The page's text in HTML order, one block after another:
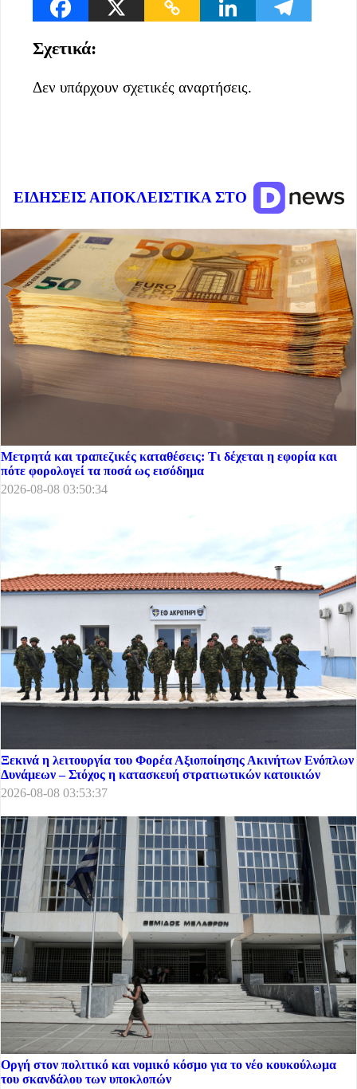
Σχετικά:
Δεν υπάρχουν σχετικές αναρτήσεις.
ΕΙΔΗΣΕΙΣ ΑΠΟΚΛΕΙΣΤΙΚΑ ΣΤΟ
Μετρητά και τραπεζικές καταθέσεις: Τι δέχεται η εφορία και
πότε φορολογεί τα ποσά ως εισόδημα
2026-08-08 03:50:34
Ξεκινά η λειτουργία του Φορέα Αξιοποίησης Ακινήτων Ενόπλων
Δυνάμεων – Στόχος η κατασκευή στρατιωτικών κατοικιών
2026-08-08 03:53:37
Οργή στον πολιτικό και νομικό κόσμο για το νέο κουκούλωμα
του σκανδάλου των υποκλοπών